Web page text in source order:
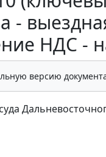
-
НДС -
версию